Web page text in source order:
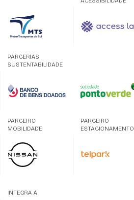
PARCERIAS
SUSTENTABILIDADE
PARCEIRO
MOBILIDADE
PARCEIRO
ESTACIONAMENTO
INTEGRA A